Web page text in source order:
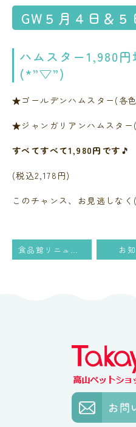
GW５月４日＆５
ハムスター1,980
(*”▽”)
★ゴールデンハムスター(各
★ジャンガリアンハムスター
すべてすべて1,980円です 🎵
(税込2,178円)
このチャンス、お見逃しな
食品館リニューアルセール！！ お
お問